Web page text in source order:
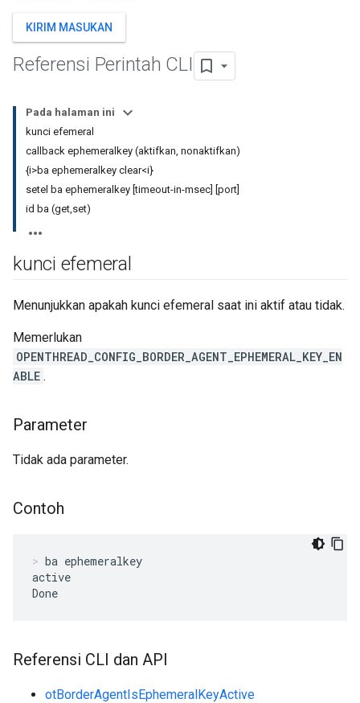
KIRIM MASUKAN
Referensi Perintah CLI
Pada halaman ini
kunci efemeral
callback ephemeralkey (aktifkan, nonaktifkan)
{i>ba ephemeralkey clear<i}
setel ba ephemeralkey [timeout-in-msec] [port]
id ba (get,set)
kunci efemeral
Menunjukkan apakah kunci efemeral saat ini aktif atau tidak.
Memerlukan
OPENTHREAD_CONFIG_BORDER_AGENT_EPHEMERAL_KEY_EN
ABLE .
Parameter
Tidak ada parameter.
Contoh
ba ephemeralkey
active
Done
Referensi CLI dan API
otBorderAgentIsEphemeralKeyActive